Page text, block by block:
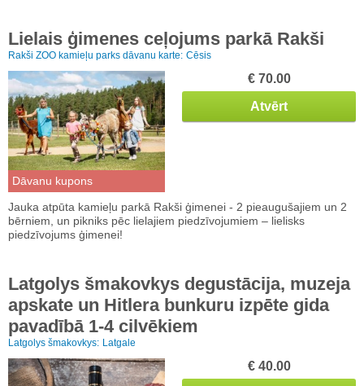
Lielais ģimenes ceļojums parkā Rakši
Rakši ZOO kamieļu parks dāvanu karte: Cēsis
Dāvanu kupons
€ 70.00
Atvērt
Jauka atpūta kamieļu parkā Rakši ģimenei - 2 pieaugušajiem un 2
bērniem, un pikniks pēc lielajiem piedzīvojumiem – lielisks
piedzīvojums ģimenei!
Latgolys šmakovkys degustācija, muzeja
apskate un Hitlera bunkuru izpēte gida
pavadībā 1-4 cilvēkiem
Latgolys šmakovkys: Latgale
€ 40.00